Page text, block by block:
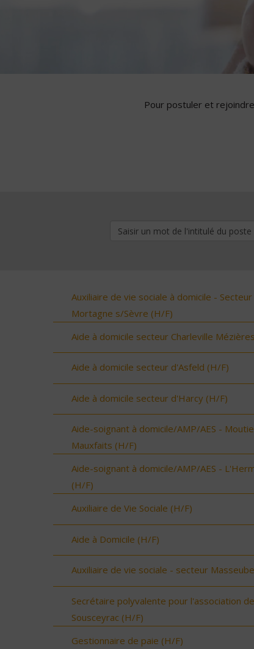
Pour postuler et
Auxiliaire de vie sociale à domicile - Secteur
Mortagne s/Sèvre (H/F)
Aide à domicile secteur Charleville
Aide à domicile secteur d'Asfeld (H/F)
Aide à domicile secteur d'Harcy (H/F)
Aide-soignant à domicile/AMP/AES -
Mauxfaits (H/F)
Aide-soignant à domicile/AMP/AES -
(H/F)
Auxiliaire de Vie Sociale (H/F)
Aide à Domicile (H/F)
Auxiliaire de vie sociale - secteur
Secrétaire polyvalente pour l'association de
Sousceyrac (H/F)
Gestionnaire de paie (H/F)